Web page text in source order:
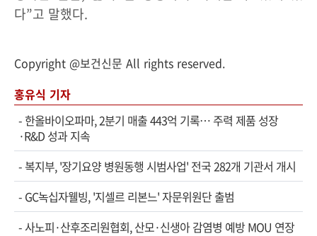
다”고 말했다.
Copyright @보건신문 All rights reserved.
홍유식 기자
- 한올바이오파마, 2분기 매출 443억 기록… 주력 제품 성장
·R&D 성과 지속
- 복지부, '장기요양 병원동행 시범사업' 전국 282개 기관서 개시
- GC녹십자웰빙, '지셀르 리본느' 자문위원단 출범
-사노피·산후조리원협회, 산모·신생아 감염병 예방 MOU 연장